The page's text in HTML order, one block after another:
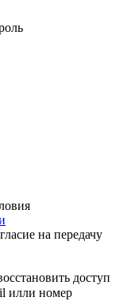
на передачу
доступ
илли номер